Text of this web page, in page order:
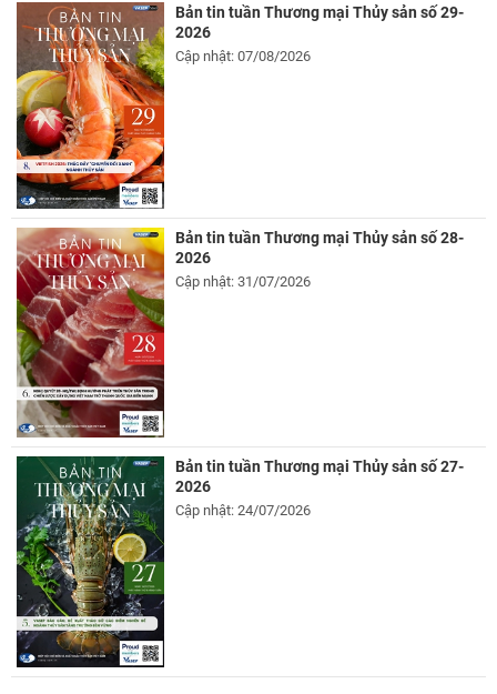
Bản tin tuần Thương mại Thủy sản số 29-
2026
Cập nhật: 07/08/2026
Bản tin tuần Thương mại Thủy sản số 28-
2026
Cập nhật: 31/07/2026
Bản tin tuần Thương mại Thủy sản số 27-
2026
Cập nhật: 24/07/2026